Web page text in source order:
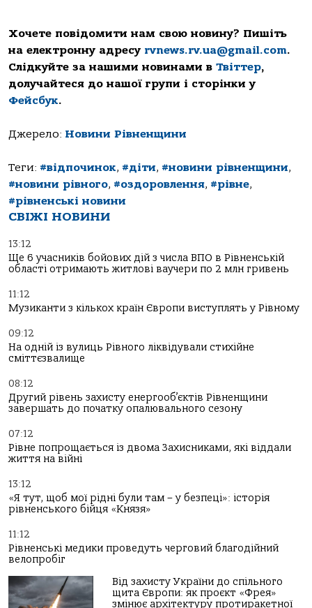
Хочете повідомити нам свою новину? Пишіть
на електронну адресу rvnews.rv.ua@gmail.com.
Слідкуйте за нашими новинами в Твіттер,
долучайтеся до нашої групи і сторінки у
Фейсбук.
Джерело: Новини Рівненщини
Теги: #відпочинок, #діти, #новини рівненщини,
#новини рівного, #оздоровлення, #рівне,
#рівненські новини
СВІЖІ НОВИНИ
13:12
Ще 6 учасників бойових дій з числа ВПО в Рівненській
області отримають житлові ваучери по 2 млн гривень
11:12
Музиканти з кількох країн Європи виступлять у Рівному
09:12
На одній із вулиць Рівного ліквідували стихійне
сміттєзвалище
08:12
Другий рівень захисту енергооб’єктів Рівненщини
завершать до початку опалювального сезону
07:12
Рівне попрощається із двома Захисниками, які віддали
життя на війні
13:12
«Я тут, щоб мої рідні були там – у безпеці»: історія
рівненського бійця «Князя»
11:12
Рівненські медики проведуть черговий благодійний
велопробіг
Від захисту України до спільного
щита Європи: як проєкт «Фрея»
змінює архітектуру протиракетної